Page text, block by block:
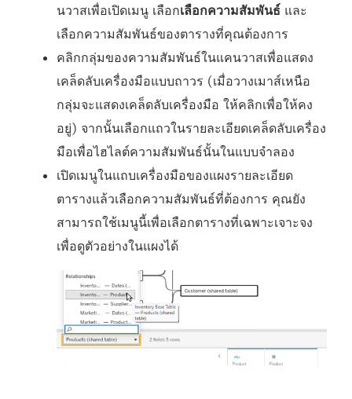
นวาสเพื่อเปิดเมนู เลือกเลือกความสัมพันธ์ และ
เลือกความสัมพันธ์ของตารางที่คุณต้องการ
คลิกกลุ่มของความสัมพันธ์ในแคนวาสเพื่อแสดง
เคล็ดลับเครื่องมือแบบถาวร (เมื่อวางเมาส์เหนือ
กลุ่มจะแสดงเคล็ดลับเครื่องมือ ให้คลิกเพื่อให้คง
อยู่) จากนั้นเลือกแถวในรายละเอียดเคล็ดลับเครื่อง
มือเพื่อไฮไลต์ความสัมพันธ์นั้นในแบบจำลอง
เปิดเมนูในแถบเครื่องมือของแผงรายละเอียด
ตารางแล้วเลือกความสัมพันธ์ที่ต้องการ คุณยัง
สามารถใช้เมนูนี้เพื่อเลือกตารางที่เฉพาะเจาะจง
เพื่อดูตัวอย่างในแผงได้